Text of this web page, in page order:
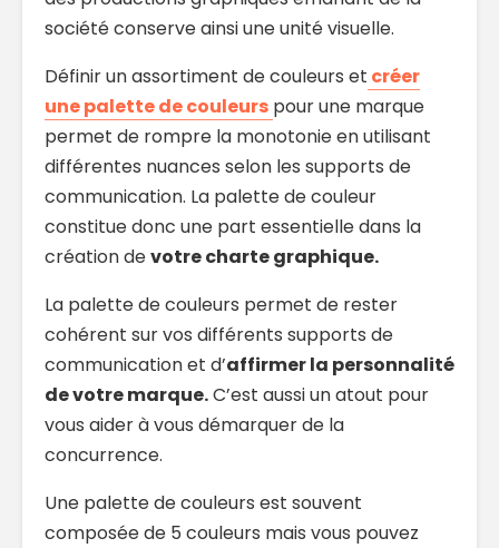
société conserve ainsi une unité visuelle.
Définir un assortiment de couleurs et créer
une palette de couleurs pour une marque
permet de rompre la monotonie en utilisant
différentes nuances selon les supports de
communication. La palette de couleur
constitue donc une part essentielle dans la
création devotre charte graphique.
La palette de couleurs permet de rester
cohérent sur vos différents supports de
communication et d’affirmer la personnalité
de votre marque.C’est aussi un atout pour
vous aider à vous démarquer de la
concurrence.
Une palette de couleurs est souvent
composée de 5 couleurs mais vous pouvez